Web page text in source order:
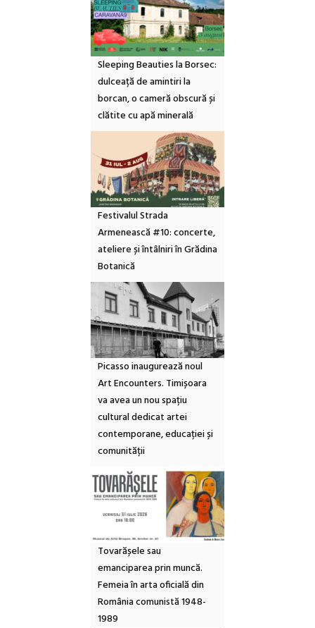
Sleeping Beauties la Borsec:
dulceață de amintiri la
borcan, o cameră obscură și
clătite cu apă minerală
Festivalul Strada
Armenească #10: concerte,
ateliere și întâlniri în Grădina
Botanică
Picasso inaugurează noul
Art Encounters. Timișoara
va avea un nou spațiu
cultural dedicat artei
contemporane, educației și
comunității
Tovarășele sau
emanciparea prin muncă.
Femeia în arta oficială din
România comunistă 1948-
1989